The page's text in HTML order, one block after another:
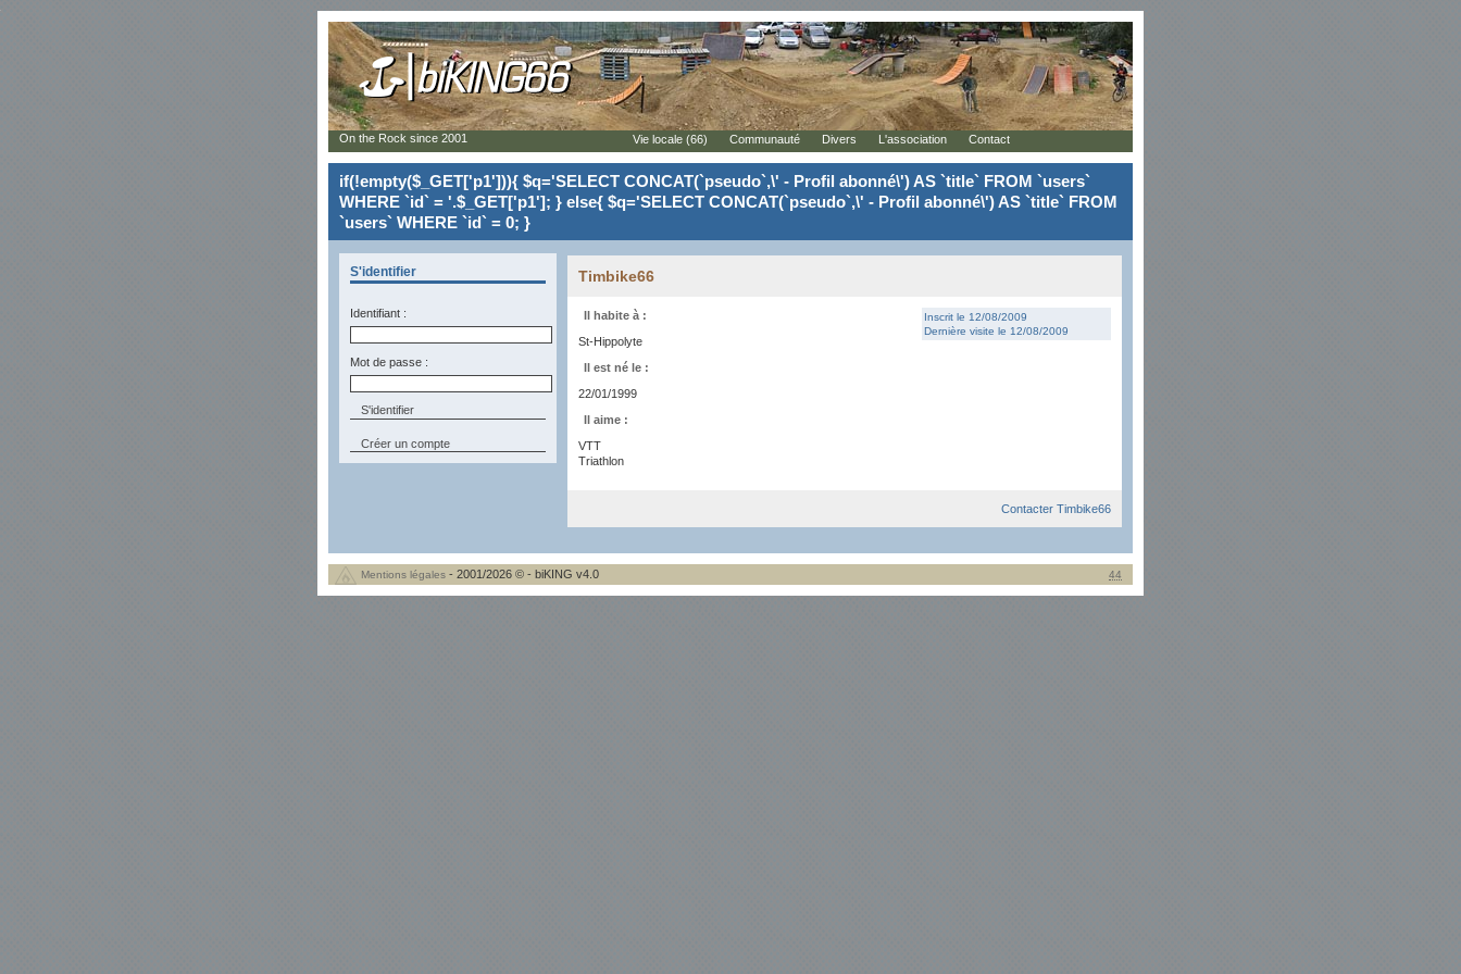
if(!empty($_GET['p1'])){ $q='SELECT CONCAT(`pseudo`,\' - Profil abonné\') AS `title` FROM `users`
WHERE `id` = '.$_GET['p1']; } else{ $q='SELECT CONCAT(`pseudo`,\' - Profil abonné\') AS `title` FROM
`users` WHERE `id` = 0; }
S'identifier
Identifiant :
Mot de passe :
Créer un compte
Timbike66
Inscrit le 12/08/2009
Dernière visite le 12/08/2009
Il habite à :
St-Hippolyte
Il est né le :
22/01/1999
Il aime :
VTT
Triathlon
Contacter Timbike66
On the Rock since 2001 Vie locale (66) Communauté Divers L'association Contact
Mentions légales - 2001/2026 © - biKING v4.0 44